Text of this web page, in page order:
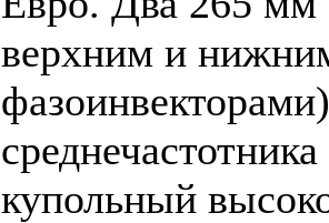
верхним и
купольный